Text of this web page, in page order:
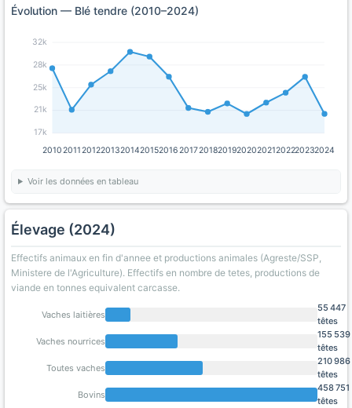
Évolution — Blé tendre (2010–2024)
17k
21k
25k
28k
32k
201020112012201320142015201620172018201920202021202220232024
Voir les données en tableau
Élevage (2024)
Effectifs animaux en fin d'annee et productions animales (Agreste/SSP,
Ministere de l'Agriculture). Effectifs en nombre de tetes, productions de
viande en tonnes equivalent carcasse.
Vaches laitières
55 447
têtes
Vaches nourrices
155 539
têtes
Toutes vaches
210 986
têtes
Bovins
458 751
têtes